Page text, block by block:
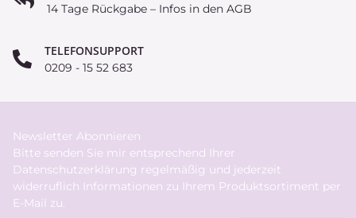
14 Tage Rückgabe – Infos in den AGB
TELEFONSUPPORT
0209 - 15 52 683
Newsletter Abonnieren
Bitte senden Sie mir entsprechend Ihrer
Datenschutzerklärung regelmäßig und jederzeit
widerruflich Informationen zu Ihrem Produktsortiment per
E-Mail zu.